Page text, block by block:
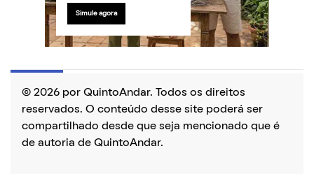
Simule agora
© 2026 por QuintoAndar. Todos os direitos
reservados. O conteúdo desse site poderá ser
compartilhado desde que seja mencionado que é
de autoria de QuintoAndar.